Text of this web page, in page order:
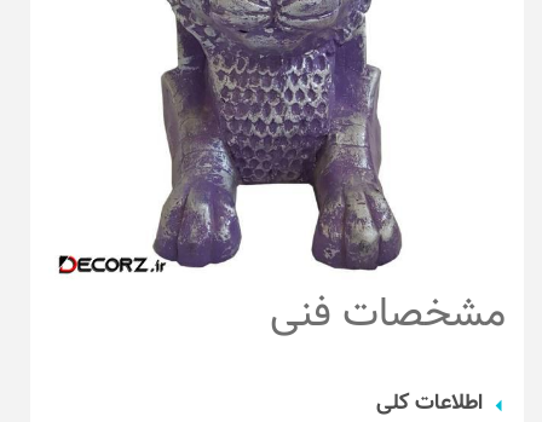
مشخصات فنی
اطلاعات کلی